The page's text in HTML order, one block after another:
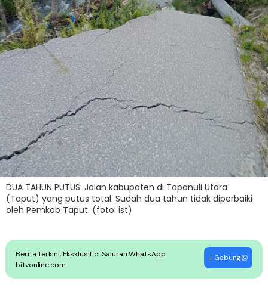
DUA TAHUN PUTUS: Jalan kabupaten di Tapanuli Utara
(Taput) yang putus total. Sudah dua tahun tidak diperbaiki
oleh Pemkab Taput. (foto: ist)
Berita Terkini, Eksklusif di Saluran WhatsApp
bitvonline.com
+ Gabung